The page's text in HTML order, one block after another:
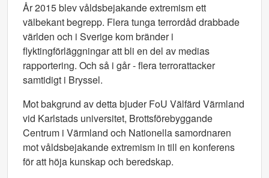
År 2015 blev våldsbejakande extremism ett
välbekant begrepp. Flera tunga terrordåd drabbade
världen och i Sverige kom bränder i
flyktingförläggningar att bli en del av medias
rapportering. Och så i går - flera terrorattacker
samtidigt i Bryssel.
Mot bakgrund av detta bjuder FoU Välfärd Värmland
vid Karlstads universitet, Brottsförebyggande
Centrum i Värmland och Nationella samordnaren
mot våldsbejakande extremism in till en konferens
för att höja kunskap och beredskap.